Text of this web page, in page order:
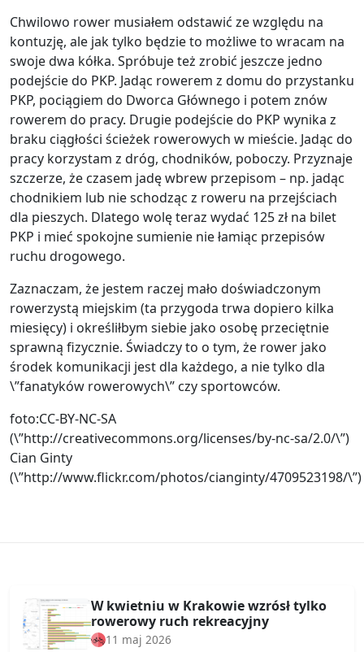
Chwilowo rower musiałem odstawić ze względu na
kontuzję, ale jak tylko będzie to możliwe to wracam na
swoje dwa kółka. Spróbuje też zrobić jeszcze jedno
podejście do PKP. Jadąc rowerem z domu do przystanku
PKP, pociągiem do Dworca Głównego i potem znów
rowerem do pracy. Drugie podejście do PKP wynika z
braku ciągłości ścieżek rowerowych w mieście. Jadąc do
pracy korzystam z dróg, chodników, poboczy. Przyznaje
szczerze, że czasem jadę wbrew przepisom – np. jadąc
chodnikiem lub nie schodząc z roweru na przejściach
dla pieszych. Dlatego wolę teraz wydać 125 zł na bilet
PKP i mieć spokojne sumienie nie łamiąc przepisów
ruchu drogowego.
Zaznaczam, że jestem raczej mało doświadczonym
rowerzystą miejskim (ta przygoda trwa dopiero kilka
miesięcy) i określiłbym siebie jako osobę przeciętnie
sprawną fizycznie. Świadczy to o tym, że rower jako
środek komunikacji jest dla każdego, a nie tylko dla
\”fanatyków rowerowych\” czy sportowców.
foto:CC-BY-NC-SA
(\”http://creativecommons.org/licenses/by-nc-sa/2.0/\”)
Cian Ginty
(\”http://www.flickr.com/photos/cianginty/4709523198/\”)
W kwietniu w Krakowie wzrósł tylko
rowerowy ruch rekreacyjny
11 maj 2026